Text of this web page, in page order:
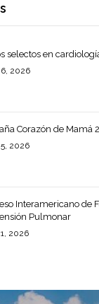
selectos en
2026
Corazón de Mamá
2026
Interamericano de
Pulmonar
2026